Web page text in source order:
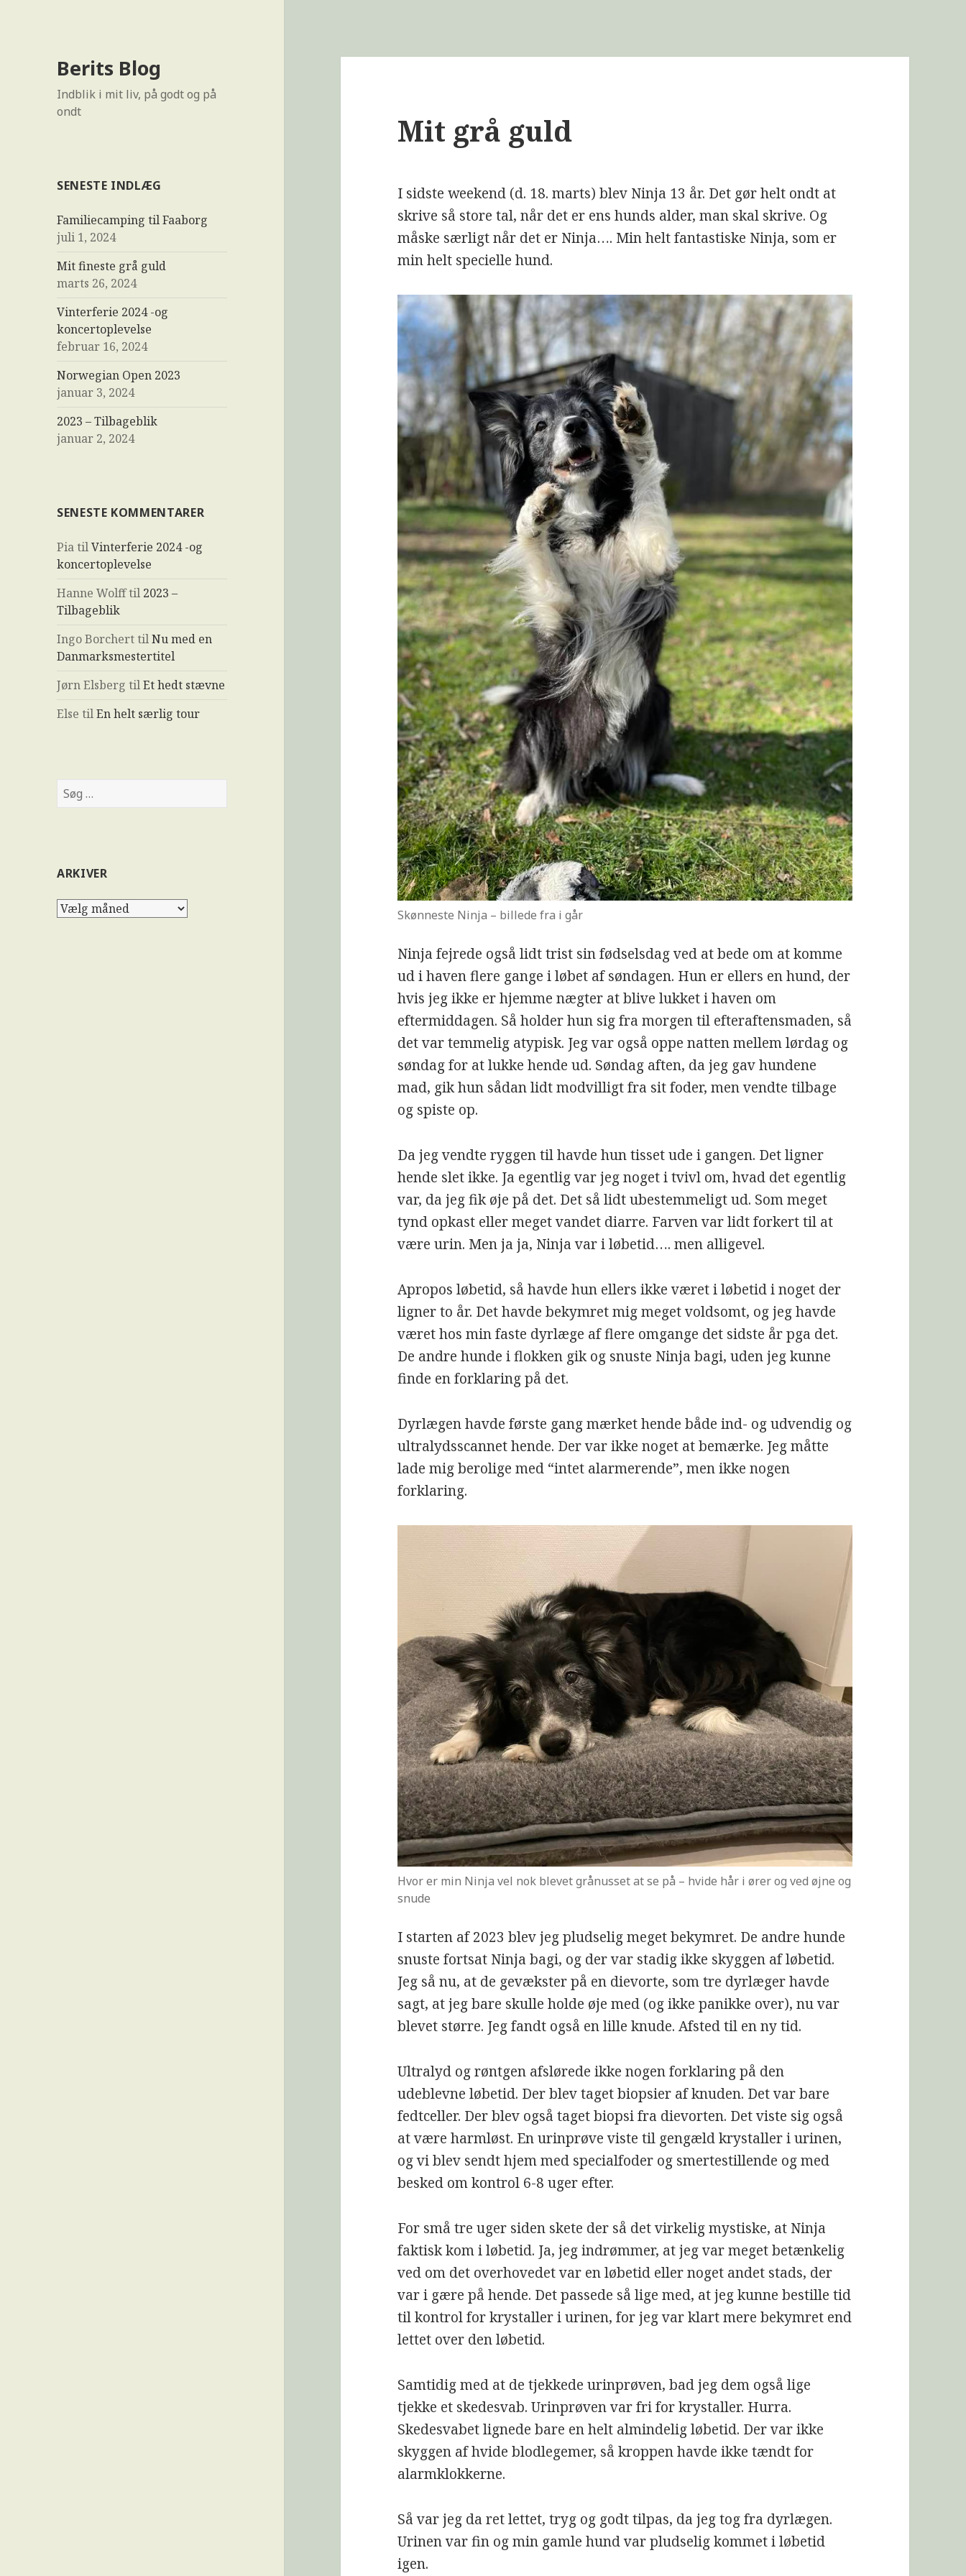
Berits Blog
Indblik i mit liv, på godt og på
ondt
SENESTE INDLÆG
Familiecamping til Faaborg
juli 1, 2024
Mit fineste grå guld
marts 26, 2024
Vinterferie 2024 -og
koncertoplevelse
februar 16, 2024
Norwegian Open 2023
januar 3, 2024
2023 – Tilbageblik
januar 2, 2024
SENESTE KOMMENTARER
PiatilVinterferie 2024 -og
koncertoplevelse
Hanne Wolfftil 2023 –
Tilbageblik
Ingo BorcherttilNu med en
Danmarksmestertitel
Jørn Elsberg tilEt hedt stævne
Else tilEn helt særlig tour
ARKIVER
Mit grå guld
I sidste weekend (d. 18. marts) blev Ninja 13 år. Det gør helt ondt at
skrive så store tal, når det er ens hunds alder, man skal skrive. Og
måske særligt når det er Ninja…. Min helt fantastiske Ninja, som er
min helt specielle hund.
Skønneste Ninja – billede fra i går
Ninja fejrede også lidt trist sin fødselsdag ved at bede om at komme
ud i haven flere gange i løbet af søndagen. Hun er ellers en hund, der
hvis jeg ikke er hjemme nægter at blive lukket i haven om
eftermiddagen. Så holder hun sig fra morgen til efteraftensmaden, så
det var temmelig atypisk. Jeg var også oppe natten mellem lørdag og
søndag for at lukke hende ud. Søndag aften, da jeg gav hundene
mad, gik hun sådan lidt modvilligt fra sit foder, men vendte tilbage
og spiste op.
Da jeg vendte ryggen til havde hun tisset ude i gangen. Det ligner
hende slet ikke. Ja egentlig var jeg noget i tvivl om, hvad det egentlig
var, da jeg fik øje på det. Det så lidt ubestemmeligt ud. Som meget
tynd opkast eller meget vandet diarre. Farven var lidt forkert til at
være urin. Men ja ja, Ninja var i løbetid…. men alligevel.
Apropos løbetid, så havde hun ellers ikke været i løbetid i noget der
ligner to år. Det havde bekymret mig meget voldsomt, og jeg havde
været hos min faste dyrlæge af flere omgange det sidste år pga det.
De andre hunde i flokken gik og snuste Ninja bagi, uden jeg kunne
finde en forklaring på det.
Dyrlægen havde første gang mærket hende både ind- og udvendig og
ultralydsscannet hende. Der var ikke noget at bemærke. Jeg måtte
lade mig berolige med “intet alarmerende”, men ikke nogen
forklaring.
Hvor er min Ninja vel nok blevet grånusset at se på – hvide hår i ører og ved øjne og
snude
I starten af 2023 blev jeg pludselig meget bekymret. De andre hunde
snuste fortsat Ninja bagi, og der var stadig ikke skyggen af løbetid.
Jeg så nu, at de gevækster på en dievorte, som tre dyrlæger havde
sagt, at jeg bare skulle holde øje med (og ikke panikke over), nu var
blevet større. Jeg fandt også en lille knude. Afsted til en ny tid.
Ultralyd og røntgen afslørede ikke nogen forklaring på den
udeblevne løbetid. Der blev taget biopsier af knuden. Det var bare
fedtceller. Der blev også taget biopsi fra dievorten. Det viste sig også
at være harmløst. En urinprøve viste til gengæld krystaller i urinen,
og vi blev sendt hjem med specialfoder og smertestillende og med
besked om kontrol 6-8 uger efter.
For små tre uger siden skete der så det virkelig mystiske, at Ninja
faktisk kom i løbetid. Ja, jeg indrømmer, at jeg var meget betænkelig
ved om det overhovedet var en løbetid eller noget andet stads, der
var i gære på hende. Det passede så lige med, at jeg kunne bestille tid
til kontrol for krystaller i urinen, for jeg var klart mere bekymret end
lettet over den løbetid.
Samtidig med at de tjekkede urinprøven, bad jeg dem også lige
tjekke et skedesvab. Urinprøven var fri for krystaller. Hurra.
Skedesvabet lignede bare en helt almindelig løbetid. Der var ikke
skyggen af hvide blodlegemer, så kroppen havde ikke tændt for
alarmklokkerne.
Så var jeg da ret lettet, tryg og godt tilpas, da jeg tog fra dyrlægen.
Urinen var fin og min gamle hund var pludselig kommet i løbetid
igen.